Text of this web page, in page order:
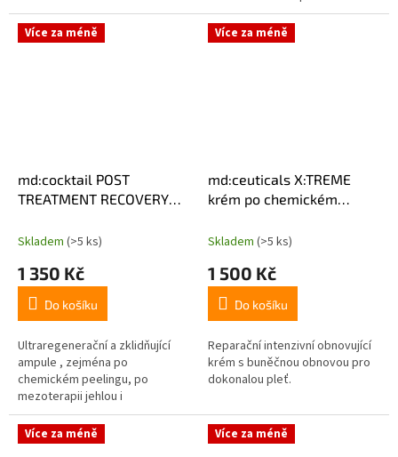
pleti navrátit mladistvý vzhled
bez invazivních zásahů.
Více za méně
md:cocktail POST
TREATMENT RECOVERY
Skladem (>5 ks)
1 350 Kč
Do košíku
Ultraregenerační a zklidňující
ampule , zejména po
chemickém peelingu, po
mezoterapii jehlou i
dermapenem, po hlubokém
čištění, depigmentačním
ošetření a po estetickém
Více za méně
md:ceuticals X:TREME
krém po chemickém
50ml
Skladem (>5 ks)
1 500 Kč
Do košíku
Reparační intenzivní obnovující
krém s buněčnou obnovou pro
dokonalou pleť.
Více za méně Více za méně